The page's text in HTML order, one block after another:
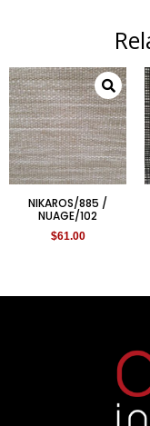
NIKAROS/885 /
NUAGE/102
$61.00